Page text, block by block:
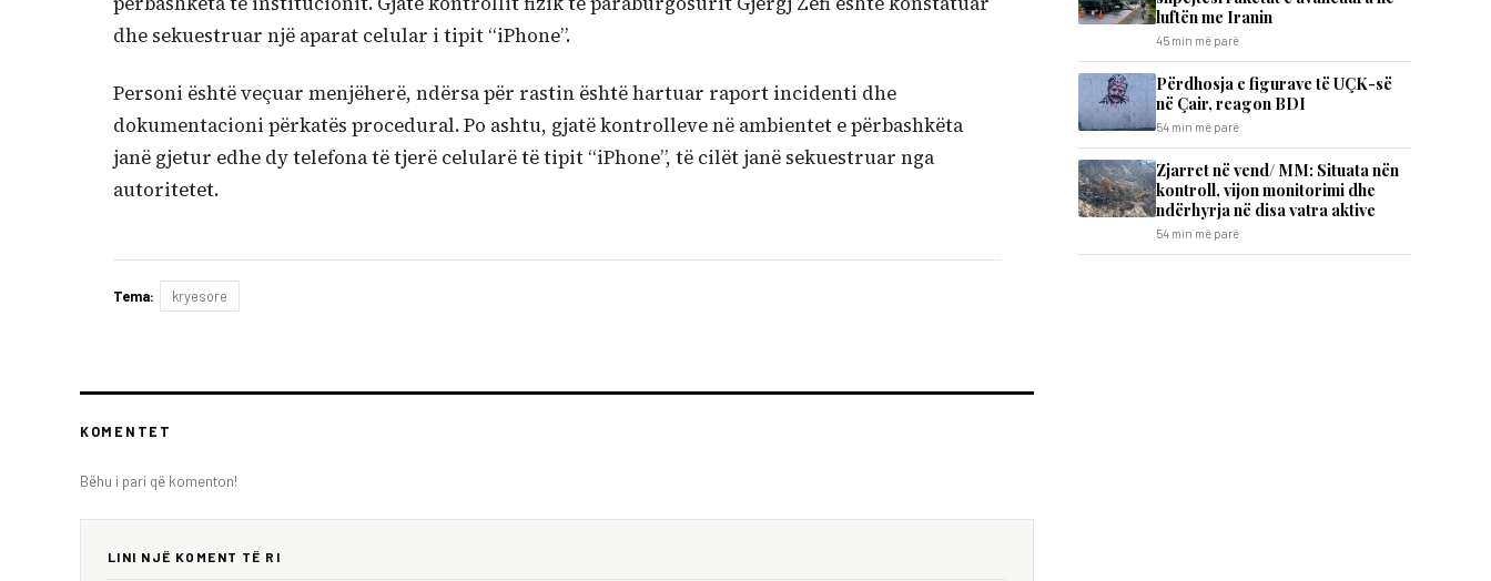
dhe sekuestruar një aparat celular i tipit “iPhone”.
Personi është veçuar menjëherë, ndërsa për rastin është hartuar raport incidenti dhe
dokumentacioni përkatës procedural. Po ashtu, gjatë kontrolleve në ambientet e përbashkëta
janë gjetur edhe dy telefona të tjerë celularë të tipit “iPhone”, të cilët janë sekuestruar nga
autoritetet.
Tema: kryesore
KOMENTET
Bëhu i pari që komenton!
LINI NJË KOMENT TË RI
luftën me Iranin
45 min më parë
Përdhosja e figurave të UÇK-së
në Çair, reagon BDI
54 min më parë
Zjarret në vend/ MM: Situata nën
kontroll, vijon monitorimi dhe
ndërhyrja në disa vatra aktive
54 min më parë